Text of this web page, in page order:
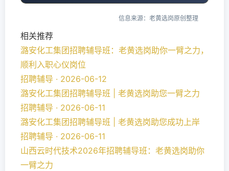
信息来源：老黄选岗原创整理
相关推荐
潞安化工集团招聘辅导班：老黄选岗助你一臂之力，
顺利入职心仪岗位
招聘辅导 · 2026-06-12
潞安化工集团招聘辅导班 | 老黄选岗助您一臂之力
招聘辅导 · 2026-06-11
潞安化工集团招聘辅导班 | 老黄选岗助您成功上岸
招聘辅导 · 2026-06-11
山西云时代技术2026年招聘辅导班：老黄选岗助你
一臂之力